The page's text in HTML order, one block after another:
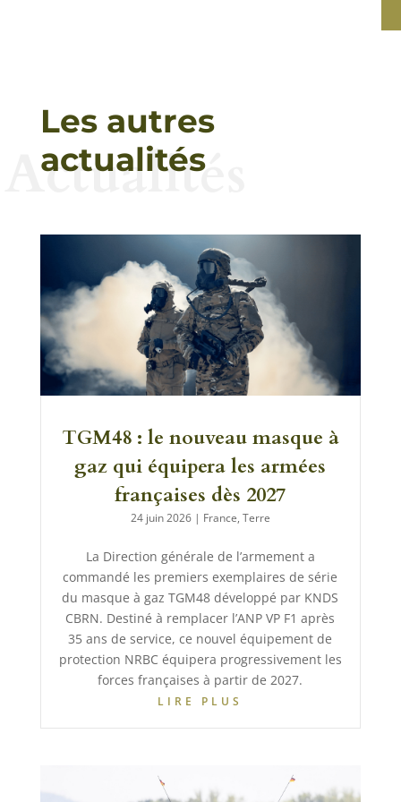
Les autres
actualités
Actualités
TGM48 : le nouveau masque à
gaz qui équipera les armées
françaises dès 2027
24 juin 2026| France, Terre
La Direction générale de l’armement a
commandé les premiers exemplaires de série
du masque à gaz TGM48 développé par KNDS
CBRN. Destiné à remplacer l’ANP VP F1 après
35 ans de service, ce nouvel équipement de
protection NRBC équipera progressivement les
forces françaises à partir de 2027.
LIRE PLUS